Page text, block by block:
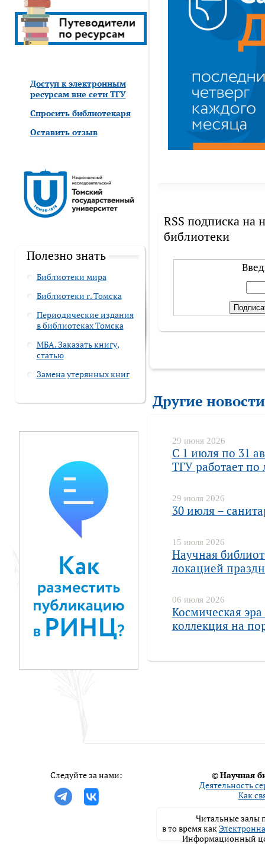
Доступ к электронным
ресурсам вне сети ТГУ
Спросить библиотекаря
Оставить отзыв
Полезно знать
Библиотеки мира
Библиотеки г. Томска
Периодические издания
в библиотеках Томска
МБА. Заказать книгу,
статью
Замена утерянных книг
RSS подписка на
библиотеки
Другие новости
29 июня 2026
С 1 июля по 31
ТГУ работает
29 июля 2026
30 июля –
15 июля 2026
Научная
локацией
06 июля 2026
Космическая
коллекция на
Следуйте за нами: ©Научная
Деятельность
Как
Читальные залы
в то время как
Информационный